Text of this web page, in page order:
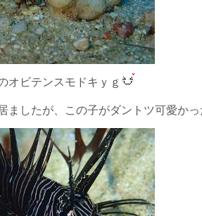
オビテンスモドキｙｇ
ましたが、この子がダントツ可愛か